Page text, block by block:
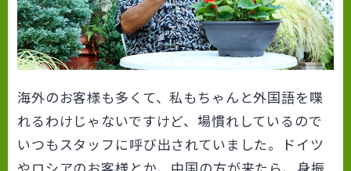
海外のお客様も多くて、私もちゃんと外国語を喋
れるわけじゃないですけど、場慣れしているので
いつもスタッフに呼び出されていました。ドイツ